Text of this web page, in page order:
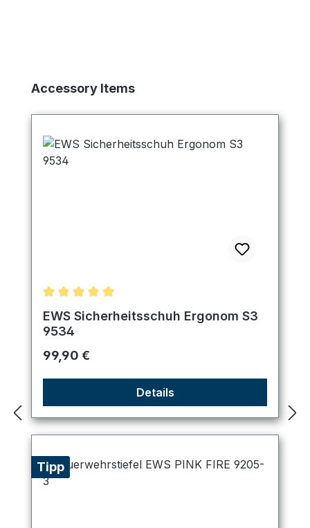
Produktgalerie überspringen
Accessory Items
Durchschnittliche Bewertung von 5 von 5 Sternen
EWS Sicherheitsschuh Ergonom S3
9534
Regulärer Preis:
99,90 €
Details
Tipp